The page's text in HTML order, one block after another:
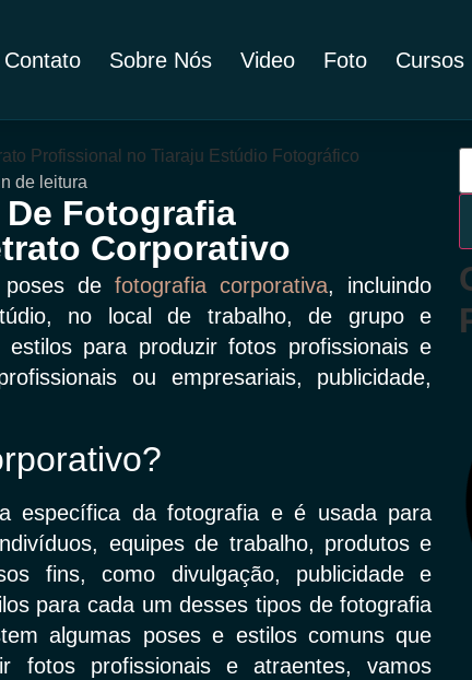
Contato Sobre Nós Video Foto Cursos
de leitura
Fotografia
Corporativo
de fotografia corporativa, incluindo
no local de trabalho, de grupo e
para produzir fotos profissionais e
ou empresariais, publicidade,
específica da fotografia e é usada para
equipes de trabalho, produtos e
fins, como divulgação, publicidade e
para cada um desses tipos de fotografia
algumas poses e estilos comuns que
fotos profissionais e atraentes, vamos